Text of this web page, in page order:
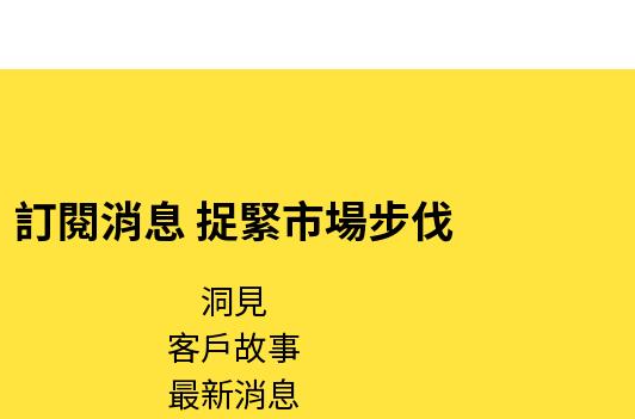
訂閱消息 捉緊市場步伐
洞見
客戶故事
最新消息